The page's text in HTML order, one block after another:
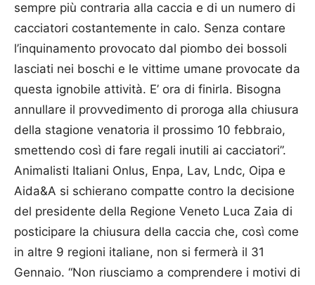
sempre più contraria alla caccia e di un numero di
cacciatori costantemente in calo. Senza contare
l’inquinamento provocato dal piombo dei bossoli
lasciati nei boschi e le vittime umane provocate da
questa ignobile attività. E’ ora di finirla. Bisogna
annullare il provvedimento di proroga alla chiusura
della stagione venatoria il prossimo 10 febbraio,
smettendo così di fare regali inutili ai cacciatori”.
Animalisti Italiani Onlus, Enpa, Lav, Lndc, Oipa e
Aida&A si schierano compatte contro la decisione
del presidente della Regione Veneto Luca Zaia di
posticipare la chiusura della caccia che, così come
in altre 9 regioni italiane, non si fermerà il 31
Gennaio. “Non riusciamo a comprendere i motivi di